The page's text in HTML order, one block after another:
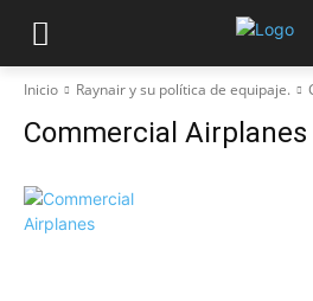
Inicio Raynair y su política de equipaje.
Commercial Airplanes